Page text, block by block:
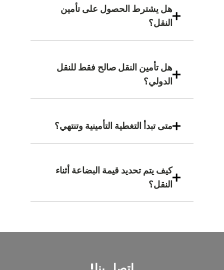
هل يشترط الحصول على تأمين
النقل؟
هل تأمين النقل صالح فقط للنقل
الدولي؟
متى تبدأ التغطية التأمينية وتنتهي؟
كيف يتم تحديد قيمة البضاعة أثناء
النقل؟